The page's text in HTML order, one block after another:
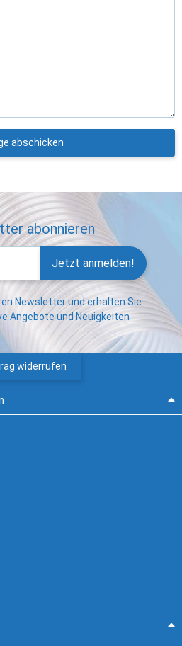
abschicken
abonnieren
Jetzt anmelden!
Newsletter und erhalten Sie
Angebote und Neuigkeiten
widerrufen